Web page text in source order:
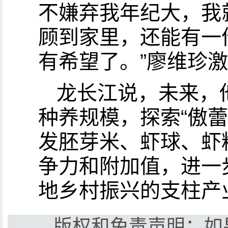
不嫌弃我年纪大，
顾到家里，还能有
有希望了。”廖维珍
龙长江说，未来
种养规模，探索“傲
发胚芽米、虾球、
争力和附加值，进
地乡村振兴的支柱产